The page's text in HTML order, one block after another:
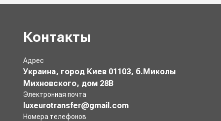
Контакты
Адрес
Украина, город Киев 01103, б.Миколы
Михновского, дом 28В
Электронная почта
luxeurotransfer@gmail.com
Номера телефонов